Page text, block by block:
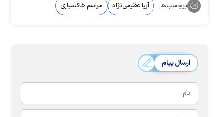
برچسب‌ها: آریا عظیمی‌نژاد مراسم خاکسپاری
ارسال پیام